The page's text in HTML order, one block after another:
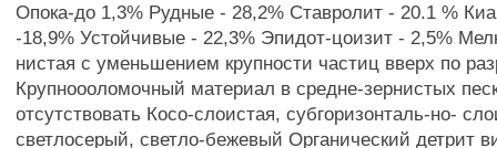
Опока-до 1,3% Рудные - 28,2% Ставролит - 20.1 %
-18,9% Устойчивые - 22,3% Эпидот-цоизит - 2,5%
нистая с уменьшением крупности частиц вверх по
Крупноооломочный материал в средне-зернистых
отсутствовать Косо-слоистая, субгоризонталь-но-
светлосерый, светло-бежевый Органический детрит